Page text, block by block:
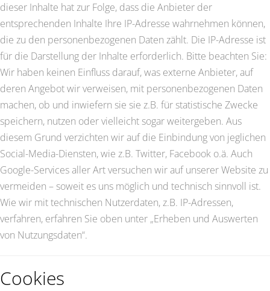
dieser Inhalte hat zur Folge, dass die Anbieter der
entsprechenden Inhalte Ihre IP-Adresse wahrnehmen können,
die zu den personenbezogenen Daten zählt. Die IP-Adresse ist
für die Darstellung der Inhalte erforderlich. Bitte beachten Sie:
Wir haben keinen Einfluss darauf, was externe Anbieter, auf
deren Angebot wir verweisen, mit personenbezogenen Daten
machen, ob und inwiefern sie sie z.B. für statistische Zwecke
speichern, nutzen oder vielleicht sogar weitergeben. Aus
diesem Grund verzichten wir auf die Einbindung von jeglichen
Social-Media-Diensten, wie z.B. Twitter, Facebook o.ä. Auch
Google-Services aller Art versuchen wir auf unserer Website zu
vermeiden – soweit es uns möglich und technisch sinnvoll ist.
Wie wir mit technischen Nutzerdaten, z.B. IP-Adressen,
verfahren, erfahren Sie oben unter „Erheben und Auswerten
von Nutzungsdaten“.
Cookies